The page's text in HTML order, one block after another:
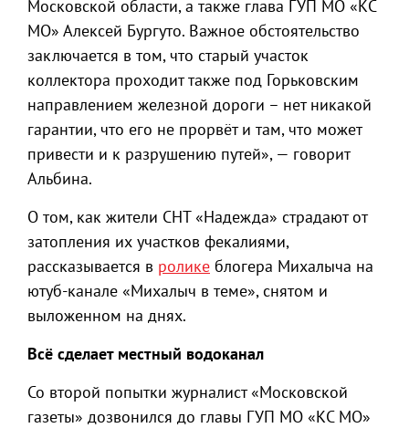
Московской области, а также глава ГУП МО «КС
МО» Алексей Бургуто. Важное обстоятельство
заключается в том, что старый участок
коллектора проходит также под Горьковским
направлением железной дороги – нет никакой
гарантии, что его не прорвёт и там, что может
привести и к разрушению путей», — говорит
Альбина.
О том, как жители СНТ «Надежда» страдают от
затопления их участков фекалиями,
рассказывается в ролике блогера Михалыча на
ютуб-канале «Михалыч в теме», снятом и
выложенном на днях.
Всё сделает местный водоканал
Со второй попытки журналист «Московской
газеты» дозвонился до главы ГУП МО «КС МО»